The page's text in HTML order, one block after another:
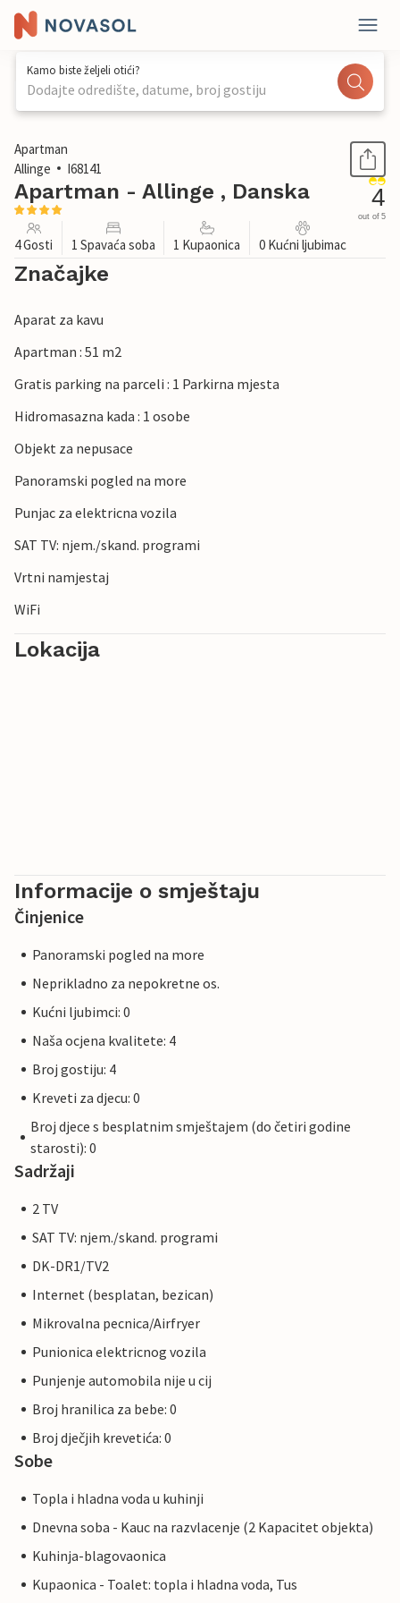
Kamo biste željeli otići?
Dodajte odredište, datume, broj gostiju
1 / 29
Apartman
Allinge
I68141
Apartman - Allinge , Danska 4
out of 5
4 Gosti 1 Spavaća soba 1 Kupaonica 0 Kućni ljubimac
Značajke
Aparat za kavu
Apartman : 51 m2
Gratis parking na parceli : 1 Parkirna mjesta
Hidromasazna kada : 1 osobe
Objekt za nepusace
Panoramski pogled na more
Punjac za elektricna vozila
SAT TV: njem./skand. programi
Vrtni namjestaj
WiFi
Lokacija
Informacije o smještaju
Činjenice
Panoramski pogled na more
Neprikladno za nepokretne os.
Kućni ljubimci: 0
Naša ocjena kvalitete: 4
Broj gostiju: 4
Kreveti za djecu: 0
Broj djece s besplatnim smještajem (do četiri godine
starosti): 0
Sadržaji
2 TV
SAT TV: njem./skand. programi
DK-DR1/TV2
Internet (besplatan, bezican)
Mikrovalna pecnica/Airfryer
Punionica elektricnog vozila
Punjenje automobila nije u cij
Broj hranilica za bebe: 0
Broj dječjih krevetića: 0
Sobe
Topla i hladna voda u kuhinji
Dnevna soba - Kauc na razvlacenje (2 Kapacitet objekta)
Kuhinja-blagovaonica
Kupaonica - Toalet: topla i hladna voda, Tus